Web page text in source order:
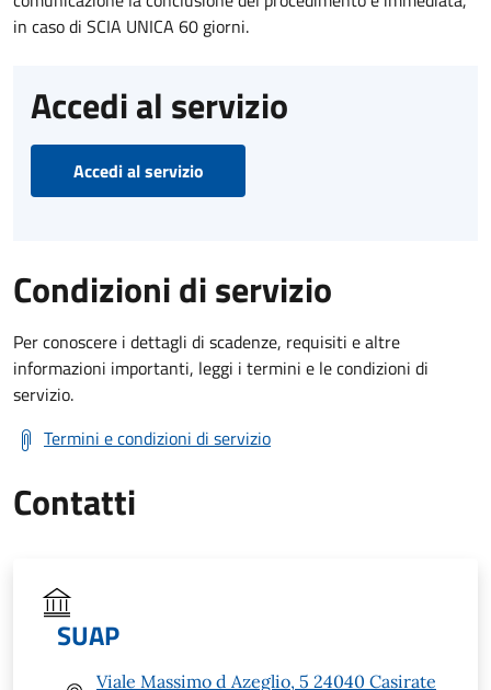
in caso di SCIA UNICA 60 giorni.
Accedi al servizio
Accedi al servizio
Condizioni di servizio
Per conoscere i dettagli di scadenze, requisiti e altre
informazioni importanti, leggi i termini e le condizioni di
servizio.
Termini e condizioni di servizio
Contatti
SUAP
Viale Massimo d Azeglio, 5 24040 Casirate